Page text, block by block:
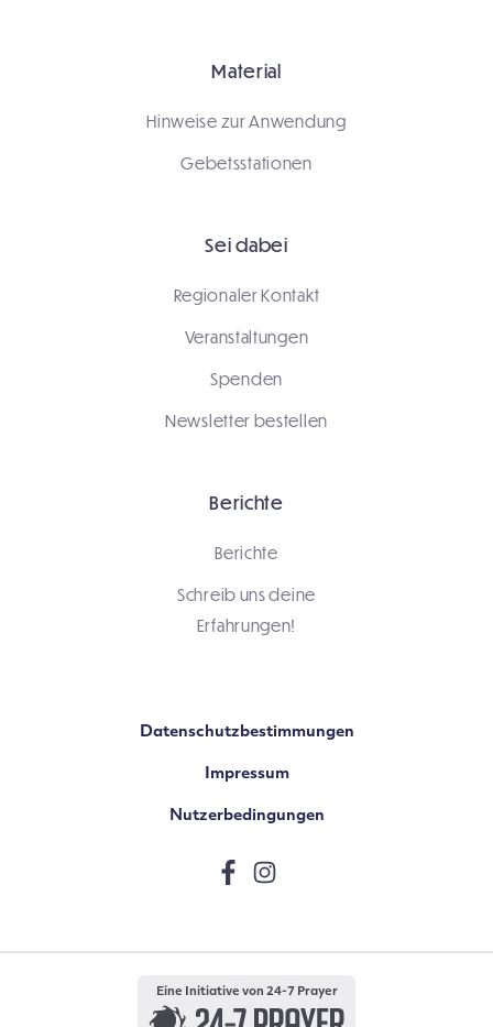
Material
Hinweise zur Anwendung
Gebetsstationen
Sei dabei
Regionaler Kontakt
Veranstaltungen
Spenden
Newsletter bestellen
Berichte
Berichte
Schreib uns deine
Erfahrungen!
Datenschutzbestimmungen
Impressum
Nutzerbedingungen
Eine Initiative von 24-7 Prayer